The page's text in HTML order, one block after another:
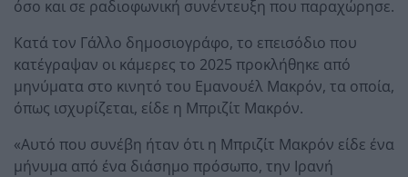
όσο και σε ραδιοφωνική συνέντευξη που παραχώρησε.
Κατά τον Γάλλο δημοσιογράφο, το επεισόδιο που
κατέγραψαν οι κάμερες το 2025 προκλήθηκε από
μηνύματα στο κινητό του Εμανουέλ Μακρόν, τα οποία,
όπως ισχυρίζεται, είδε η Μπριζίτ Μακρόν.
«Αυτό που συνέβη ήταν ότι η Μπριζίτ Μακρόν είδε ένα
μήνυμα από ένα διάσημο πρόσωπο, την Ιρανή